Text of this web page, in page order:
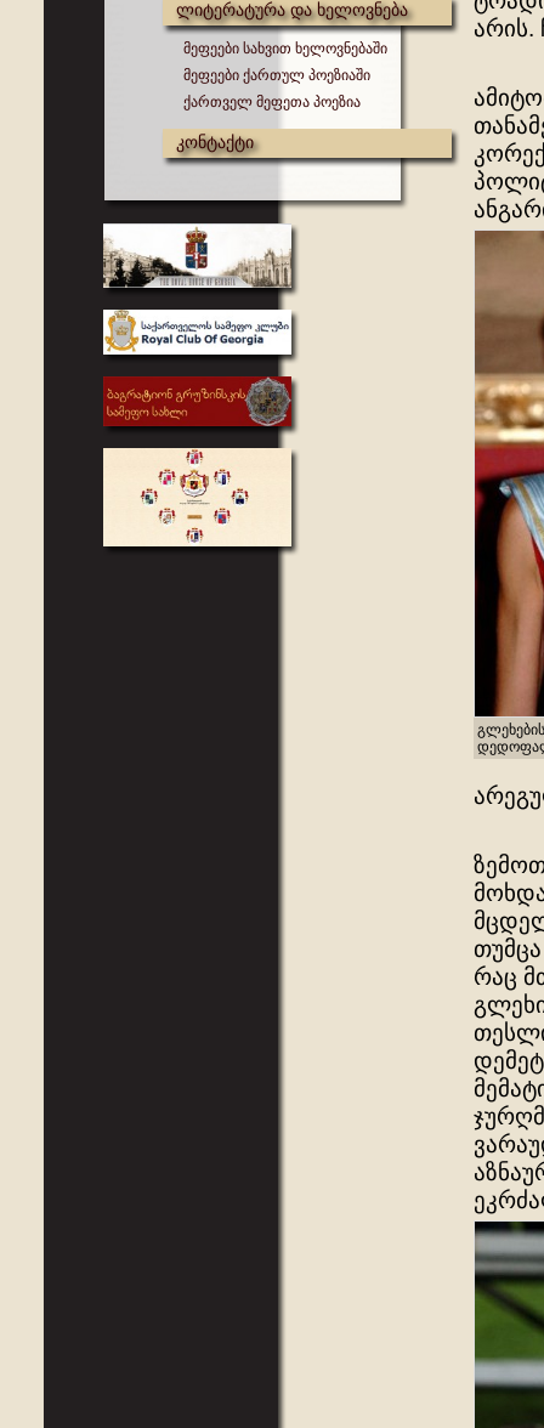
ლიტერატურა და ხელოვნება
მეფეები სახვით ხელოვნებაში
მეფეები ქართულ პოეზიაში
ქართველ მეფეთა პოეზია
კონტაქტი
რაც